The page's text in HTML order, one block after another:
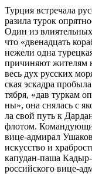
Тур­ция встре­ча­ла
ра­зи­ла ту­рок
Один из
что «две­на­дцать
неже­ли од­на
при­чи­ня­ют жи­те­лям
весь дух рус­ских
ская эс­кад­ра
тяб­ря, «дав тур­кам
ны», она сня­лась с
ла свой путь к
фло­том.
ви­це-адми­рал
ис­кус­ство и
ка­пу­дан-па­ша
рос­сий­ско­го ви­це-